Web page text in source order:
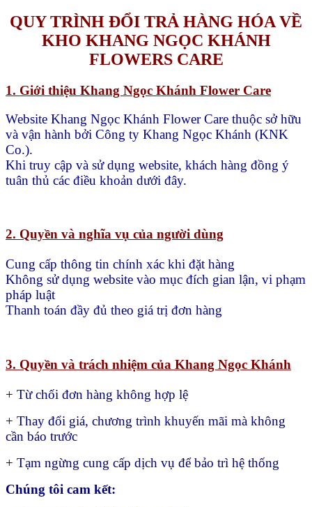
QUY TRÌNH ĐỔI TRẢ HÀNG HÓA VỀ
KHO KHANG NGỌC KHÁNH
FLOWERS CARE
1. Giới thiệu Khang Ngọc Khánh Flower Care
Website Khang Ngọc Khánh Flower Care thuộc sở hữu
và vận hành bởi Công ty Khang Ngọc Khánh (KNK
Co.).
Khi truy cập và sử dụng website, khách hàng đồng ý
tuân thủ các điều khoản dưới đây.
2. Quyền và nghĩa vụ của người dùng
Cung cấp thông tin chính xác khi đặt hàng
Không sử dụng website vào mục đích gian lận, vi phạm
pháp luật
Thanh toán đầy đủ theo giá trị đơn hàng
3. Quyền và trách nhiệm của Khang Ngọc Khánh
+ Từ chối đơn hàng không hợp lệ
+ Thay đổi giá, chương trình khuyến mãi mà không
cần báo trước
+ Tạm ngừng cung cấp dịch vụ để bảo trì hệ thống
Chúng tôi cam kết: